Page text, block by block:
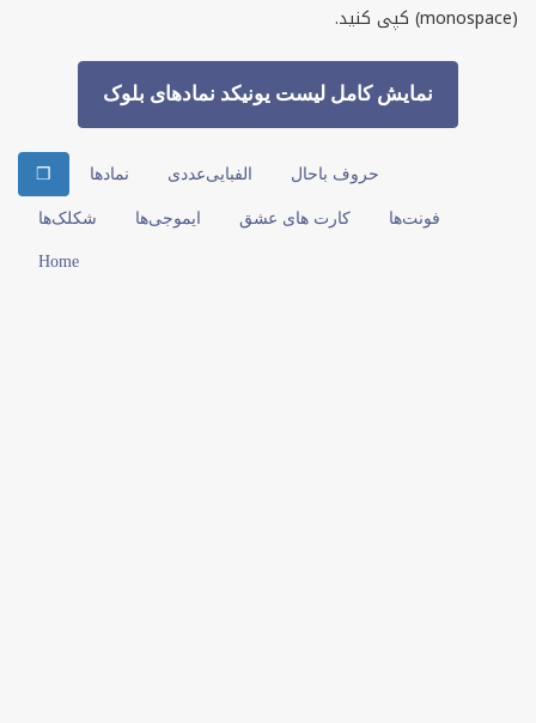
(
monospace) کپی کنید.
نمایش کامل لیست یونیکد نمادهای بلوک
❒ نمادها الفبایی‌عددی حروف باحال
شکلک‌ها ایموجی‌ها کارت های عشق فونت‌ها
Home